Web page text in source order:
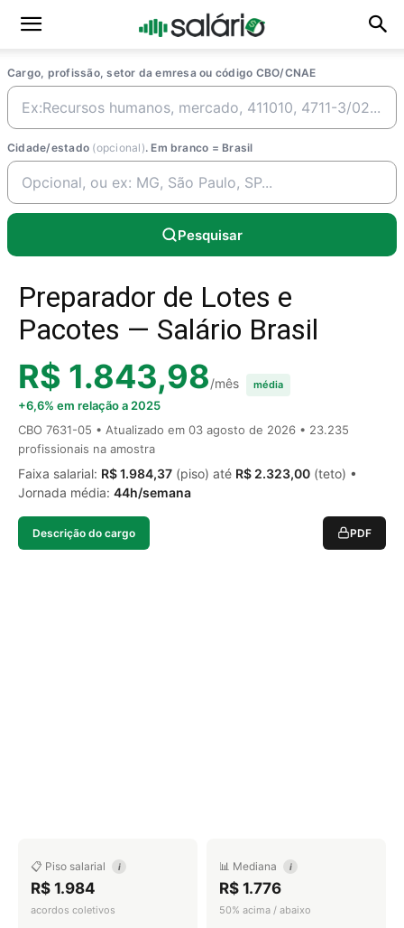
Cargo, profissão, setor da emresa ou código CBO/CNAE
Cidade/estado (opcional). Em branco = Brasil
Pesquisar
Preparador de Lotes e
Pacotes — Salário Brasil
R$ 1.843,98/mês média
+6,6% em relação a 2025
CBO 7631-05 • Atualizado em 03 agosto de 2026 • 23.235
profissionais na amostra
Faixa salarial: R$ 1.984,37 (piso) até R$ 2.323,00 (teto) •
Jornada média: 44h/semana
Descrição do cargo PDF
📋 Piso salarial i
R$ 1.984
acordos coletivos
📊 Mediana i
R$ 1.776
50% acima / abaixo